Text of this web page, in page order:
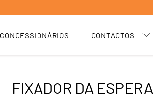
CONCESSIONÁRIOS CONTACTOS
FIXADOR DA ESPERA